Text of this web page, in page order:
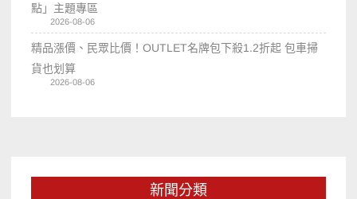
點」主題專區
2026-08-06
精品漲價、民眾比價！OUTLET名牌包下殺1.2折起 包車掃
貨也划算
2026-08-06
新聞分類